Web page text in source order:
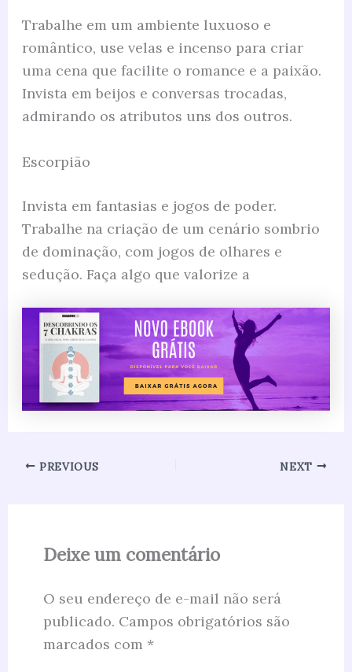
Trabalhe em um ambiente luxuoso e
romântico, use velas e incenso para criar
uma cena que facilite o romance e a paixão.
Invista em beijos e conversas trocadas,
admirando os atributos uns dos outros.
Escorpião
Invista em fantasias e jogos de poder.
Trabalhe na criação de um cenário sombrio
de dominação, com jogos de olhares e
sedução. Faça algo que valorize a
PREVIOUS NEXT
Deixe um comentário
O seu endereço de e-mail não será
publicado. Campos obrigatórios são
marcados com *